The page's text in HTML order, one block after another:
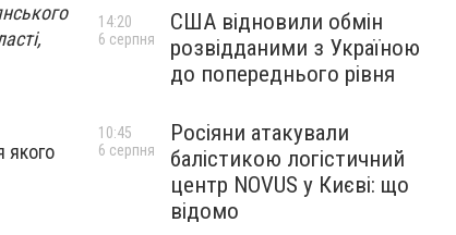
якого
США відновили обмін
розвідданими з Україною
до попереднього рівня
14:20
6 серпня
Росіяни атакували
балістикою логістичний
центр NOVUS у Києві: що
відомо
10:45
6 серпня